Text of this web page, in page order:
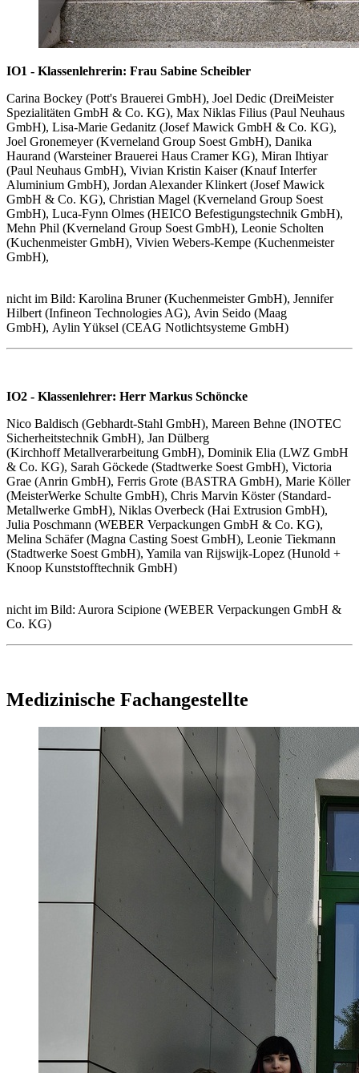
IO1 - Klassenlehrerin: Frau Sabine Scheibler
Carina Bockey (Pott's Brauerei GmbH), Joel Dedic (DreiMeister
Spezialitäten GmbH & Co. KG), Max Niklas Filius (Paul Neuhaus
GmbH), Lisa-Marie Gedanitz (Josef Mawick GmbH & Co. KG),
Joel Gronemeyer (Kverneland Group Soest GmbH), Danika
Haurand (Warsteiner Brauerei Haus Cramer KG), Miran Ihtiyar
(Paul Neuhaus GmbH), Vivian Kristin Kaiser (Knauf Interfer
Aluminium GmbH), Jordan Alexander Klinkert (Josef Mawick
GmbH & Co. KG), Christian Magel (Kverneland Group Soest
GmbH), Luca-Fynn Olmes (HEICO Befestigungstechnik GmbH),
Mehn Phil (Kverneland Group Soest GmbH), Leonie Scholten
(Kuchenmeister GmbH), Vivien Webers-Kempe (Kuchenmeister
GmbH),
nicht im Bild: Karolina Bruner (Kuchenmeister GmbH), Jennifer
Hilbert (Infineon Technologies AG), Avin Seido (Maag
GmbH), Aylin Yüksel (CEAG Notlichtsysteme GmbH)
IO2 - Klassenlehrer: Herr Markus Schöncke
Nico Baldisch (Gebhardt-Stahl GmbH), Mareen Behne (INOTEC
Sicherheitstechnik GmbH), Jan Dülberg
(Kirchhoff Metallverarbeitung GmbH), Dominik Elia (LWZ GmbH
& Co. KG), Sarah Göckede (Stadtwerke Soest GmbH), Victoria
Grae (Anrin GmbH), Ferris Grote (BASTRA GmbH), Marie Köller
(MeisterWerke Schulte GmbH), Chris Marvin Köster (Standard-
Metallwerke GmbH), Niklas Overbeck (Hai Extrusion GmbH),
Julia Poschmann (WEBER Verpackungen GmbH & Co. KG),
Melina Schäfer (Magna Casting Soest GmbH), Leonie Tiekmann
(Stadtwerke Soest GmbH), Yamila van Rijswijk-Lopez (Hunold +
Knoop Kunststofftechnik GmbH)
nicht im Bild: Aurora Scipione (WEBER Verpackungen GmbH &
Co. KG)
Medizinische Fachangestellte